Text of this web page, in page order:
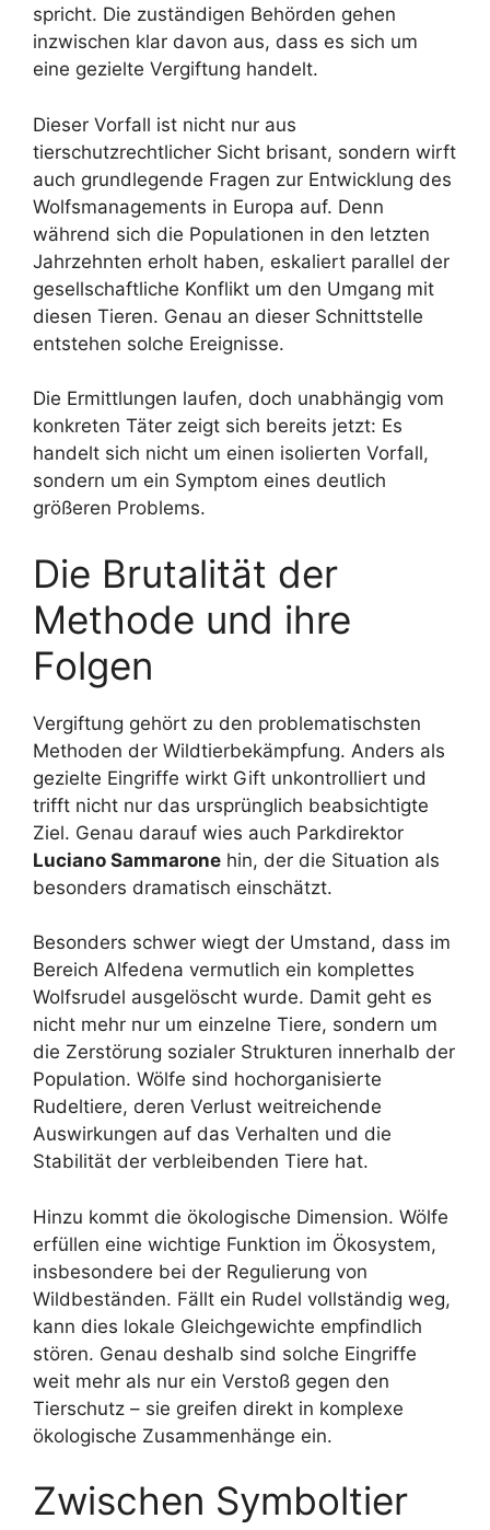
spricht. Die zuständigen Behörden gehen
inzwischen klar davon aus, dass es sich um
eine gezielte Vergiftung handelt.
Dieser Vorfall ist nicht nur aus
tierschutzrechtlicher Sicht brisant, sondern wirft
auch grundlegende Fragen zur Entwicklung des
Wolfsmanagements in Europa auf. Denn
während sich die Populationen in den letzten
Jahrzehnten erholt haben, eskaliert parallel der
gesellschaftliche Konflikt um den Umgang mit
diesen Tieren. Genau an dieser Schnittstelle
entstehen solche Ereignisse.
Die Ermittlungen laufen, doch unabhängig vom
konkreten Täter zeigt sich bereits jetzt: Es
handelt sich nicht um einen isolierten Vorfall,
sondern um ein Symptom eines deutlich
größeren Problems.
Die Brutalität der
Methode und ihre
Folgen
Vergiftung gehört zu den problematischsten
Methoden der Wildtierbekämpfung. Anders als
gezielte Eingriffe wirkt Gift unkontrolliert und
trifft nicht nur das ursprünglich beabsichtigte
Ziel. Genau darauf wies auch Parkdirektor
Luciano Sammarone hin, der die Situation als
besonders dramatisch einschätzt.
Besonders schwer wiegt der Umstand, dass im
Bereich Alfedena vermutlich ein komplettes
Wolfsrudel ausgelöscht wurde. Damit geht es
nicht mehr nur um einzelne Tiere, sondern um
die Zerstörung sozialer Strukturen innerhalb der
Population. Wölfe sind hochorganisierte
Rudeltiere, deren Verlust weitreichende
Auswirkungen auf das Verhalten und die
Stabilität der verbleibenden Tiere hat.
Hinzu kommt die ökologische Dimension. Wölfe
erfüllen eine wichtige Funktion im Ökosystem,
insbesondere bei der Regulierung von
Wildbeständen. Fällt ein Rudel vollständig weg,
kann dies lokale Gleichgewichte empfindlich
stören. Genau deshalb sind solche Eingriffe
weit mehr als nur ein Verstoß gegen den
Tierschutz – sie greifen direkt in komplexe
ökologische Zusammenhänge ein.
Zwischen Symboltier